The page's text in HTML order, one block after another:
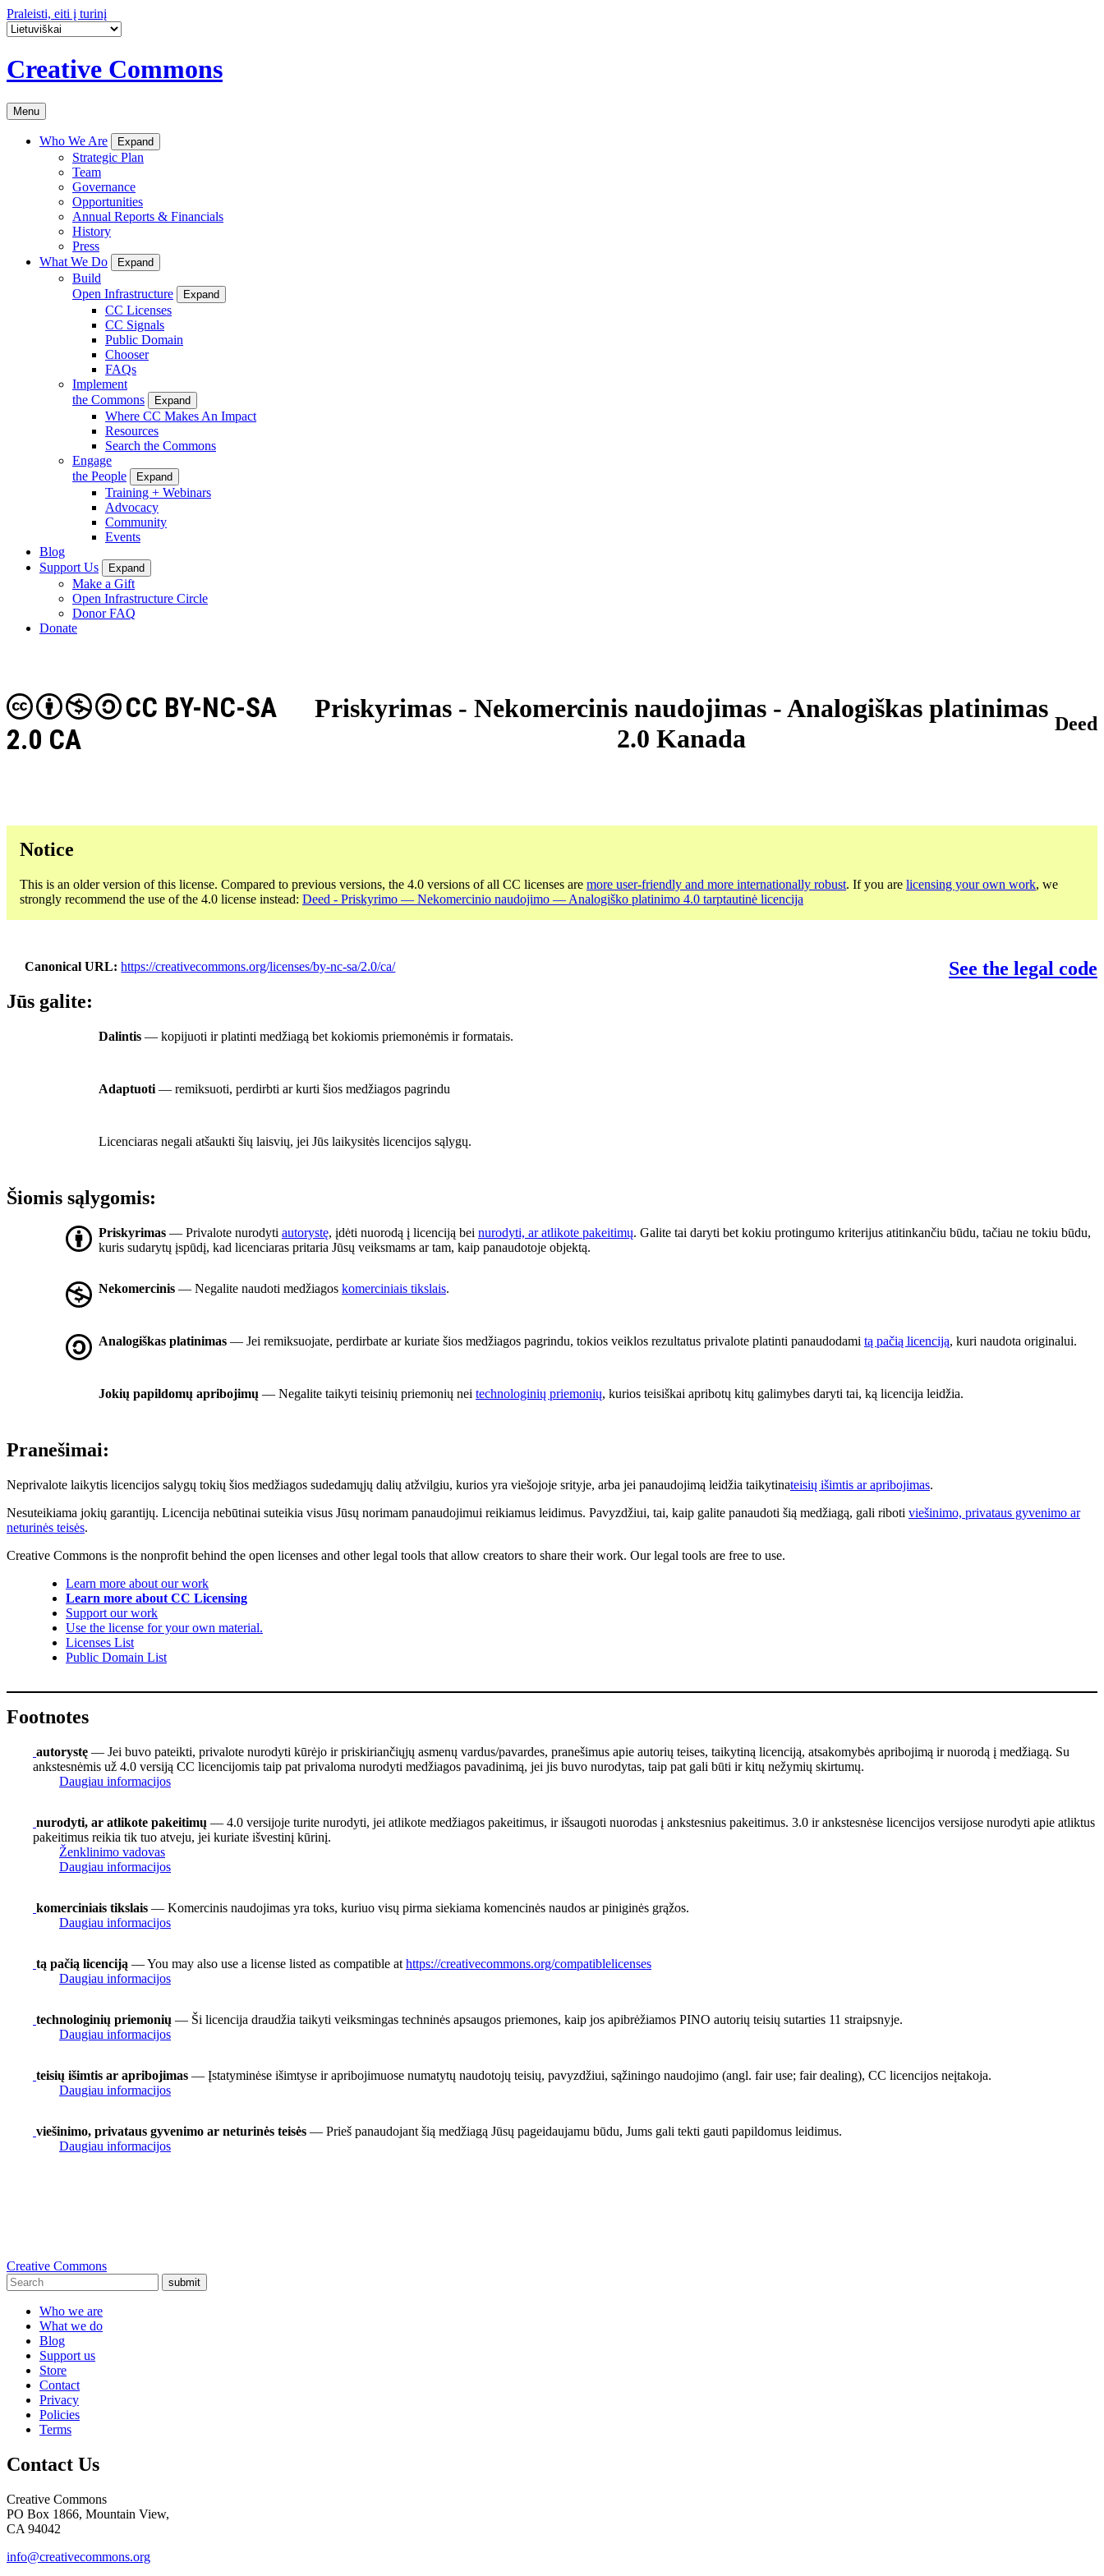
Praleisti, eiti į turinį
Creative Commons
Menu
Who We Are Expand
Strategic Plan
Team
Governance
Opportunities
Annual Reports & Financials
History
Press
What We Do
Expand
Build
Open Infrastructure
Expand
CC Licenses
CC Signals
Public Domain
Chooser
FAQs
Implement
the Commons
Expand
Where CC Makes An Impact
Resources
Search the Commons
Engage
the People
Expand
Training + Webinars
Advocacy
Community
Events
Blog
Support Us
Expand
Make a Gift
Open Infrastructure Circle
Donor FAQ
Donate
Priskyrimas - Nekomercinis naudojimas - Analogiškas platinimas
2.0 Kanada
CC BY-NC-SA
2.0 CA
Deed
Notice
This is an older version of this license. Compared to previous versions, the 4.0 versions of all CC licenses are more user-friendly and more internationally robust. If you are licensing your own work, we
strongly recommend the use of the 4.0 license instead: Deed - Priskyrimo — Nekomercinio naudojimo — Analogiško platinimo 4.0 tarptautinė licencija
Canonical URL https://creativecommons.org/licenses/by-nc-sa/2.0/ca/
See the legal code
Jūs galite:
Dalintis — kopijuoti ir platinti medžiagą bet kokiomis priemonėmis ir formatais.
Adaptuoti — remiksuoti, perdirbti ar kurti šios medžiagos pagrindu
Licenciaras negali atšaukti šių laisvių, jei Jūs laikysitės licencijos sąlygų.
Šiomis sąlygomis:
Priskyrimas — Privalote nurodyti autorystę, įdėti nuorodą į licenciją bei nurodyti, ar atlikote pakeitimų. Galite tai daryti bet kokiu protingumo kriterijus atitinkančiu būdu, tačiau ne tokiu būdu,
kuris sudarytų įspūdį, kad licenciaras pritaria Jūsų veiksmams ar tam, kaip panaudotoje objektą.
Nekomercinis — Negalite naudoti medžiagos komerciniais tikslais.
Analogiškas platinimas — Jei remiksuojate, perdirbate ar kuriate šios medžiagos pagrindu, tokios veiklos rezultatus privalote platinti panaudodami tą pačią licenciją, kuri naudota originalui.
Jokių papildomų apribojimų — Negalite taikyti teisinių priemonių nei technologinių priemonių, kurios teisiškai apribotų kitų galimybes daryti tai, ką licencija leidžia.
Pranešimai:
Neprivalote laikytis licencijos salygų tokių šios medžiagos sudedamųjų dalių atžvilgiu, kurios yra viešojoje srityje, arba jei panaudojimą leidžia taikytinateisių išimtis ar apribojimas.
Nesuteikiama jokių garantijų. Licencija nebūtinai suteikia visus Jūsų norimam panaudojimui reikiamus leidimus. Pavyzdžiui, tai, kaip galite panaudoti šią medžiagą, gali riboti viešinimo, privataus gyvenimo ar
neturinės teisės.
Creative Commons is the nonprofit behind the open licenses and other legal tools that allow creators to share their work. Our legal tools are free to use.
Learn more about our work
Learn more about CC Licensing
Support our work
Use the license for your own material.
Licenses List
Public Domain List
Footnotes
autorystę — Jei buvo pateikti, privalote nurodyti kūrėjo ir priskiriančiųjų asmenų vardus/pavardes, pranešimus apie autorių teises, taikytiną licenciją, atsakomybės apribojimą ir nuorodą į medžiagą. Su
ankstesnėmis už 4.0 versiją CC licencijomis taip pat privaloma nurodyti medžiagos pavadinimą, jei jis buvo nurodytas, taip pat gali būti ir kitų nežymių skirtumų.
Daugiau informacijos
nurodyti, ar atlikote pakeitimų — 4.0 versijoje turite nurodyti, jei atlikote medžiagos pakeitimus, ir išsaugoti nuorodas į ankstesnius pakeitimus. 3.0 ir ankstesnėse licencijos versijose nurodyti apie atliktus
pakeitimus reikia tik tuo atveju, jei kuriate išvestinį kūrinį.
Ženklinimo vadovas
Daugiau informacijos
komerciniais tikslais — Komercinis naudojimas yra toks, kuriuo visų pirma siekiama komencinės naudos ar piniginės grąžos.
Daugiau informacijos
tą pačią licenciją — You may also use a license listed as compatible at https://creativecommons.org/compatiblelicenses
Daugiau informacijos
technologinių priemonių — Ši licencija draudžia taikyti veiksmingas techninės apsaugos priemones, kaip jos apibrėžiamos PINO autorių teisių sutarties 11 straipsnyje.
Daugiau informacijos
teisių išimtis ar apribojimas — Įstatyminėse išimtyse ir apribojimuose numatytų naudotojų teisių, pavyzdžiui, sąžiningo naudojimo (angl. fair use; fair dealing), CC licencijos neįtakoja.
Daugiau informacijos
viešinimo, privataus gyvenimo ar neturinės teisės — Prieš panaudojant šią medžiagą Jūsų pageidaujamu būdu, Jums gali tekti gauti papildomus leidimus.
Daugiau informacijos
Creative Commons
submit
Who we are
What we do
Blog
Support us
Store
Contact
Privacy
Policies
Terms
Contact Us
Creative Commons
PO Box 1866, Mountain View,
CA 94042
info@creativecommons.org